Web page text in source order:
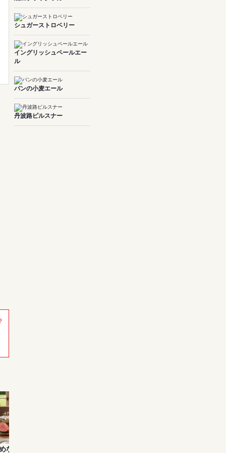
ないけど、ビールが
シュガーストロベリー
イングリッシュペールエー
ル
パンの小麦エール
丹波路ピルスナー